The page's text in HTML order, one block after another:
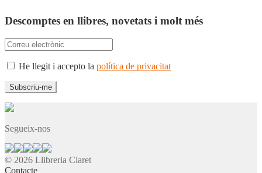
Descomptes en llibres, novetats i molt més
He llegit i accepto la política de privacitat
Segueix-nos
© 2026 Llibreria Claret
Contacte